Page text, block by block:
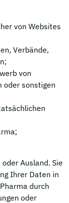
von Websites
Verbände,
von
oder sonstigen
Ausland. Sie
Ihrer Daten in
durch
oder